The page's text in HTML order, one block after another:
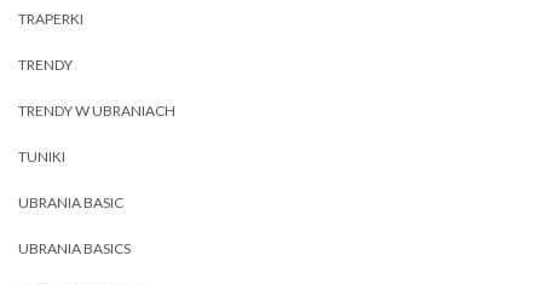
TRAPERKI
TRENDY
TRENDY W UBRANIACH
TUNIKI
UBRANIA BASIC
UBRANIA BASICS